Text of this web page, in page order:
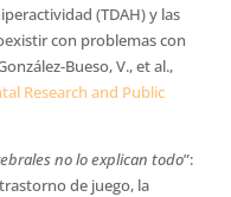
(TDAH) y las
con problemas con
Bueso, V., et al.,
Research and Public
no lo explican todo”:
de juego, la